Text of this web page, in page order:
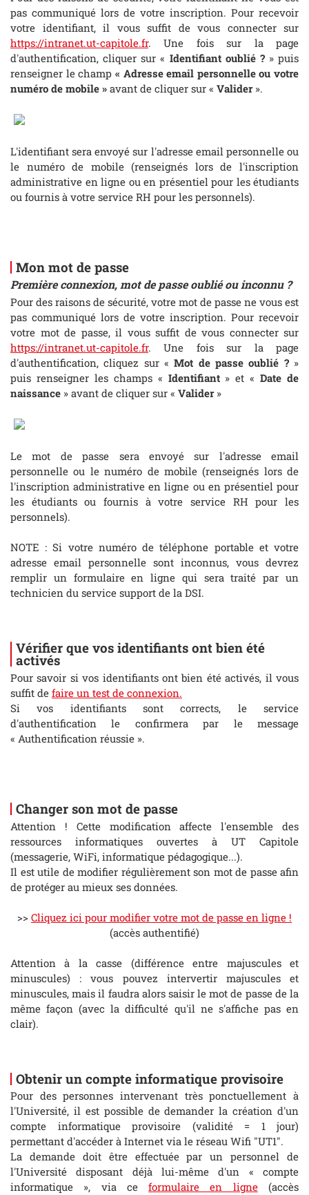
pas communiqué lors de votre inscription. Pour recevoir
votre identifiant, il vous suffit de vous connecter sur
https://intranet.ut-capitole.fr. Une fois sur la page
d'authentification, cliquer sur « Identifiant oublié ?» puis
renseigner le champ « Adresse email personnelle ou votre
numéro de mobile » avant de cliquer sur « Valider».
L'identifiant sera envoyé sur l'adresse email personnelle ou
le numéro de mobile (renseignés lors de l'inscription
administrative en ligne ou en présentiel pour les étudiants
ou fournis à votre service RH pour les personnels).
Mon mot de passe
Première connexion, mot de passe oublié ou inconnu ?
Pour des raisons de sécurité, votre mot de passe ne vous est
pas communiqué lors de votre inscription. Pour recevoir
votre mot de passe, il vous suffit de vous connecter sur
https://intranet.ut-capitole.fr. Une fois sur la page
d'authentification, cliquez sur «Mot de passe oublié ?»
puis renseigner les champs « Identifiant» et «Date de
naissance » avant de cliquer sur « Valider»
Le mot de passe sera envoyé sur l'adresse email
personnelle ou le numéro de mobile (renseignés lors de
l'inscription administrative en ligne ou en présentiel pour
les étudiants ou fournis à votre service RH pour les
personnels).
NOTE : Si votre numéro de téléphone portable et votre
adresse email personnelle sont inconnus, vous devrez
remplir un formulaire en ligne qui sera traité par un
technicien du service support de la DSI.
Vérifier que vos identifiants ont bien été
activés
Pour savoir si vos identifiants ont bien été activés, il vous
suffit de faire un test de connexion.
Si vos identifiants sont corrects, le service
d'authentification le confirmera par le message
« Authentification réussie ».
Changer son mot de passe
Attention ! Cette modification affecte l'ensemble des
ressources informatiques ouvertes à UT Capitole
(messagerie, WiFi, informatique pédagogique...).
Il est utile de modifier régulièrement son mot de passe afin
de protéger au mieux ses données.
>> Cliquez ici pour modifier votre mot de passe en ligne !
(accès authentifié)
Attention à la casse (différence entre majuscules et
minuscules) : vous pouvez intervertir majuscules et
minuscules, mais il faudra alors saisir le mot de passe de la
même façon (avec la difficulté qu'il ne s'affiche pas en
clair).
Obtenir un compte informatique provisoire
Pour des personnes intervenant très ponctuellement à
l'Université, il est possible de demander la création d'un
compte informatique provisoire (validité = 1 jour)
permettant d'accéder à Internet via le réseau Wifi "UT1".
La demande doit être effectuée par un personnel de
l'Université disposant déjà lui-même d'un « compte
informatique », via ceformulaire en ligne(accès